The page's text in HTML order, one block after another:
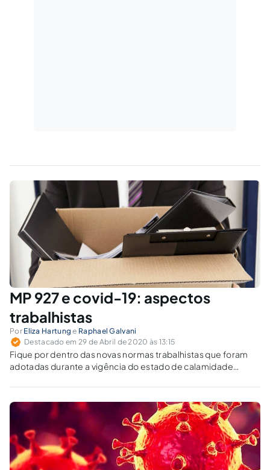
MP 927 e covid-19: aspectos
trabalhistas
Por Eliza Hartung e Raphael Galvani
Destacado em 29 de Abril de 2020 às 13:15
Fique por dentro das novas normas trabalhistas que foram
adotadas durante a vigência do estado de calamidade